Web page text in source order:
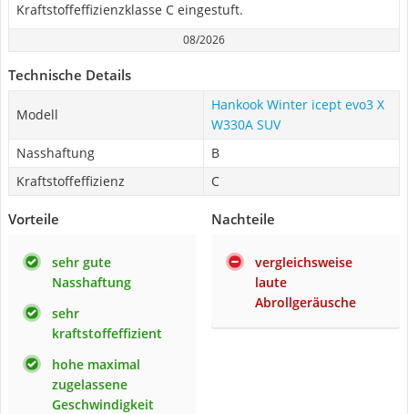
Kraftstoffeffizienzklasse C eingestuft.
08/2026
Technische Details
Modell
Hankook Winter icept evo3 X
W330A SUV
Nasshaftung
B
Kraftstoffeffizienz
C
Vorteile
sehr gute
Nasshaftung
sehr
kraftstoffeffizient
hohe maximal
zugelassene
Geschwindigkeit
Nachteile
vergleichsweise
laute
Abrollgeräusche